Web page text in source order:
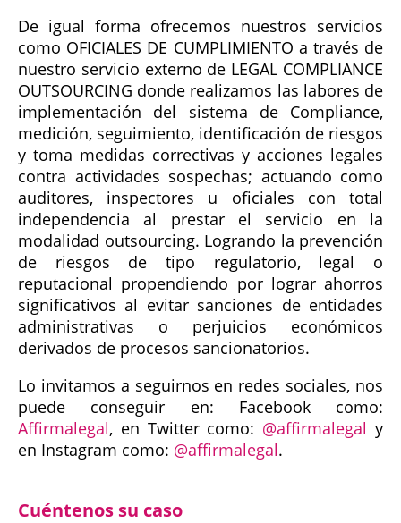
De igual forma ofrecemos nuestros servicios
como OFICIALES DE CUMPLIMIENTO a través de
nuestro servicio externo de LEGAL COMPLIANCE
OUTSOURCING donde realizamos las labores de
implementación del sistema de Compliance,
medición, seguimiento, identificación de riesgos
y toma medidas correctivas y acciones legales
contra actividades sospechas; actuando como
auditores, inspectores u oficiales con total
independencia al prestar el servicio en la
modalidad outsourcing. Logrando la prevención
de riesgos de tipo regulatorio, legal o
reputacional propendiendo por lograr ahorros
significativos al evitar sanciones de entidades
administrativas o perjuicios económicos
derivados de procesos sancionatorios.
Lo invitamos a seguirnos en redes sociales, nos
puede conseguir en: Facebook como:
Affirmalegal, en Twitter como: @affirmalegal y
en Instagram como: @affirmalegal.
Cuéntenos su caso